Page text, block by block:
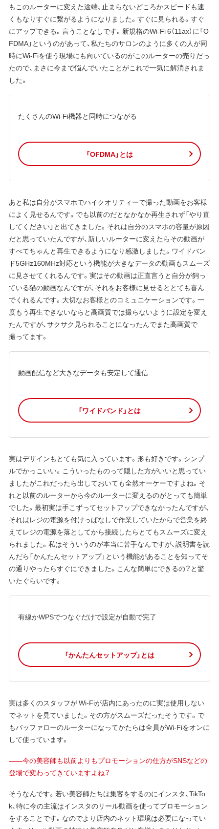
もこのルーターに変えた途端、止まらないどころかスピードも速
くもなりすぐに繋がるようになりました。すぐに見られる。すぐ
にアップできる。言うことなしです。新規格のWi-Fi 6（11ax）に「O
FDMA」というのがあって、私たちのサロンのように多くの人が同
時にWi-Fiを使う現場にも向いているのがこのルーターの売りだっ
たので、まさに今まで悩んでいたことがこれで一気に解消されま
した。
たくさんのWi-Fi機器と同時につながる
「OFDMA」とは
あと私は自分がスマホでハイクオリティーで撮った動画をお客様
によく見せるんです。でも以前のだとなかなか再生されず「やり直
してください」と出てきました。それは自分のスマホの容量が原因
だと思っていたんですが、新しいルーターに変えたらその動画が
すべてちゃんと再生できるようになり感激しました。ワイドバン
ド5GHz160MHz対応という機能が大きなデータの動画もスムーズ
に見させてくれるんです。実はその動画は正直言うと自分が飼っ
ている猫の動画なんですが、それをお客様に見せるととても喜ん
でくれるんです。大切なお客様とのコミュニケーションです。一
度もう再生できないならと高画質では撮らないように設定を変え
たんですが、サクサク見られることになったんでまた高画質で
撮ってます。
動画配信など大きなデータも安定して通信
「ワイドバンド」とは
実はデザインもとても気に入っています。形も好きです。シンプ
ルでかっこいい。こういったものって隠した方がいいと思ってい
ましたがこれだったら出しておいても全然オーケーですよね。そ
れと以前のルーターから今のルーターに変えるのがとっても簡単
でした。最初実は手こずってセットアップできなかったんですが、
それはレジの電源を付けっぱなしで作業していたからで営業を終
えてレジの電源を落としてから接続したらとてもスムーズに変え
られました。私はそういうのが本当に苦手なんですが、説明書を読
んだら「かんたんセットアップ」という機能があることを知ってそ
の通りやったらすぐにできました。こんな簡単にできるの？と驚
いたぐらいです。
有線かWPSでつなぐだけで設定が自動で完了
「かんたんセットアップ」とは
実は多くのスタッフが Wi-Fiが店内にあったのに実は使用しない
でネットを見ていました。その方がスムーズだったそうです。で
もバッファローのルーターになってかたらは全員がWi-Fiをオンに
して使っています。
——今の美容師も以前よりもプロモーションの仕方がSNSなどの
登場で変わってきていますよね？
そうなんです。若い美容師たちは集客をするのにインスタ、TikTo
k、特に今の主流はインスタのリール動画を使ってプロモーション
をすることです。なのでより店内のネット環境は必要になってい